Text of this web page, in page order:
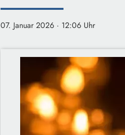
07. Januar 2026 · 12:06 Uhr